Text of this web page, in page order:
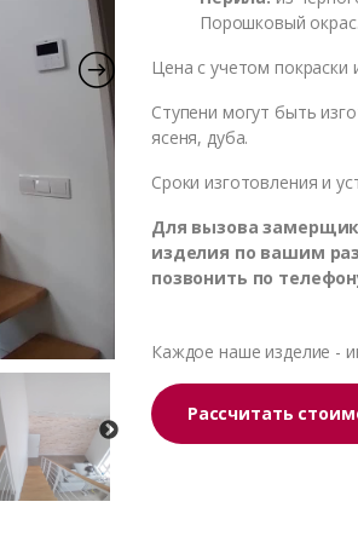
Порошковый окрас.
Цена с учетом покраски
Ступени могут быть
ясеня, дуба.
Сроки изготовления и
Для вызова
изделия по вашим
позвонить по
Каждое наше изделие -
Рассчитать